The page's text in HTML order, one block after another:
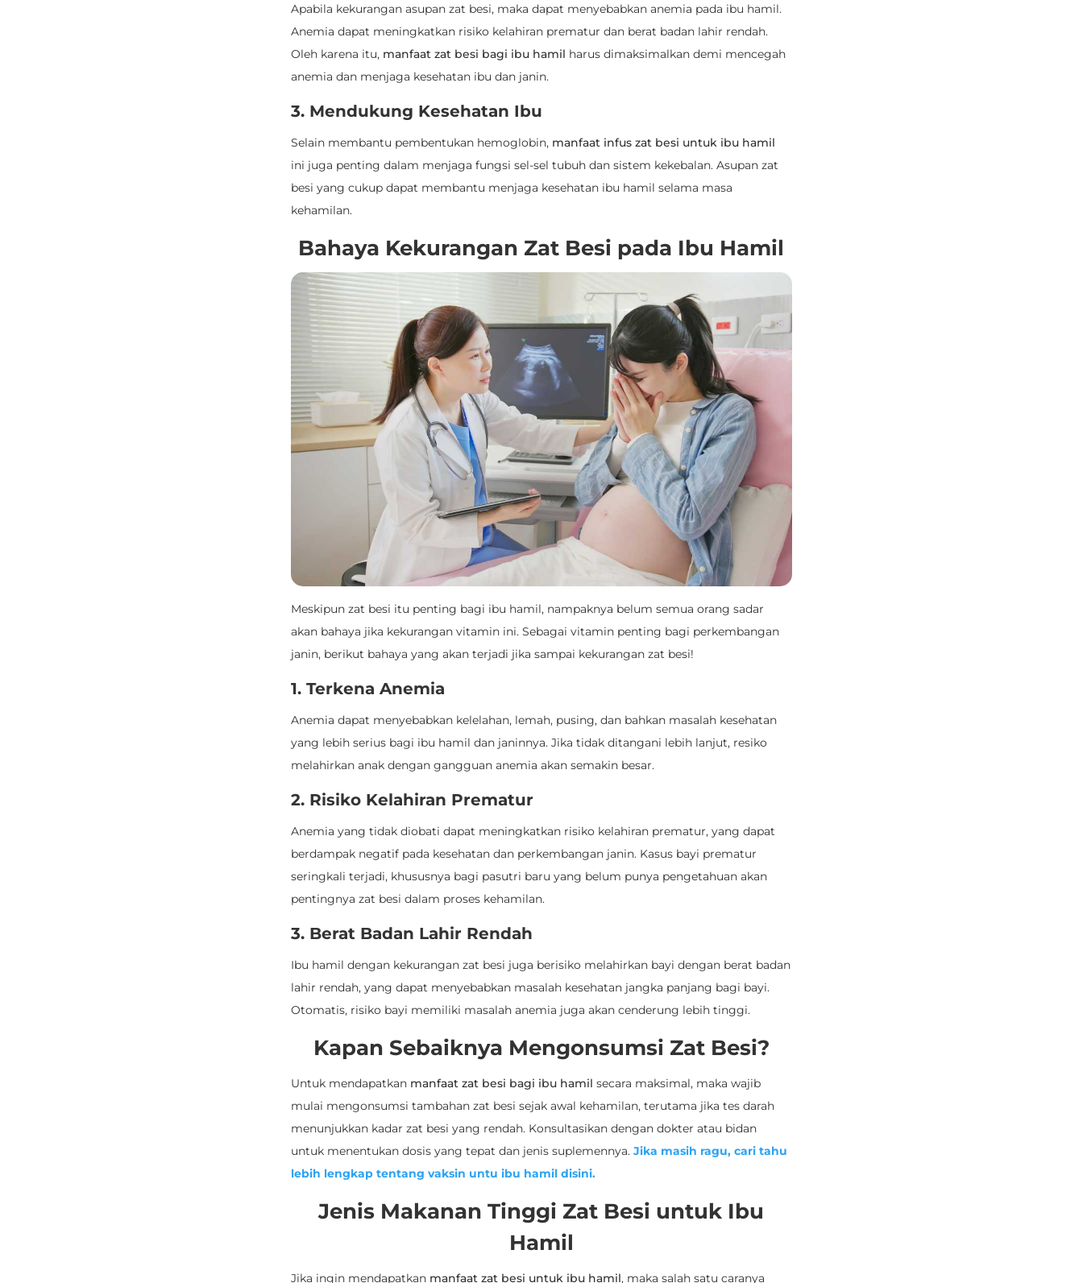
Apabila kekurangan asupan zat besi, maka dapat menyebabkan anemia pada ibu hamil.
Anemia dapat meningkatkan risiko kelahiran prematur dan berat badan lahir rendah.
Oleh karena itu, manfaat zat besi bagi ibu hamil harus dimaksimalkan demi mencegah
anemia dan menjaga kesehatan ibu dan janin.
3. Mendukung Kesehatan Ibu
Selain membantu pembentukan hemoglobin, manfaat infus zat besi untuk ibu hamil
ini juga penting dalam menjaga fungsi sel-sel tubuh dan sistem kekebalan. Asupan zat
besi yang cukup dapat membantu menjaga kesehatan ibu hamil selama masa
kehamilan.
Bahaya Kekurangan Zat Besi pada Ibu Hamil
Meskipun zat besi itu penting bagi ibu hamil, nampaknya belum semua orang sadar
akan bahaya jika kekurangan vitamin ini. Sebagai vitamin penting bagi perkembangan
janin, berikut bahaya yang akan terjadi jika sampai kekurangan zat besi!
1. Terkena Anemia
Anemia dapat menyebabkan kelelahan, lemah, pusing, dan bahkan masalah kesehatan
yang lebih serius bagi ibu hamil dan janinnya. Jika tidak ditangani lebih lanjut, resiko
melahirkan anak dengan gangguan anemia akan semakin besar.
2. Risiko Kelahiran Prematur
Anemia yang tidak diobati dapat meningkatkan risiko kelahiran prematur, yang dapat
berdampak negatif pada kesehatan dan perkembangan janin. Kasus bayi prematur
seringkali terjadi, khususnya bagi pasutri baru yang belum punya pengetahuan akan
pentingnya zat besi dalam proses kehamilan.
3. Berat Badan Lahir Rendah
Ibu hamil dengan kekurangan zat besi juga berisiko melahirkan bayi dengan berat badan
lahir rendah, yang dapat menyebabkan masalah kesehatan jangka panjang bagi bayi.
Otomatis, risiko bayi memiliki masalah anemia juga akan cenderung lebih tinggi.
Kapan Sebaiknya Mengonsumsi Zat Besi?
Untuk mendapatkan manfaat zat besi bagi ibu hamil secara maksimal, maka wajib
mulai mengonsumsi tambahan zat besi sejak awal kehamilan, terutama jika tes darah
menunjukkan kadar zat besi yang rendah. Konsultasikan dengan dokter atau bidan
untuk menentukan dosis yang tepat dan jenis suplemennya.Jika masih ragu, cari tahu
lebih lengkap tentang vaksin untu ibu hamil disini.
Jenis Makanan Tinggi Zat Besi untuk Ibu
Hamil
Jika ingin mendapatkan manfaat zat besi untuk ibu hamil, maka salah satu caranya